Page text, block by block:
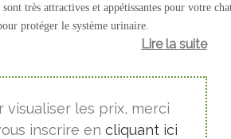
très attractives et appétissantes pour votre
protéger le système urinaire.
Lire la suite
visualiser les prix, merci
inscrire en cliquant ici